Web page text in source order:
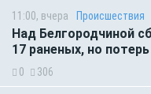
11:00, вчера Происшествия
Над Белгородчиной
17 раненых, но
0 306